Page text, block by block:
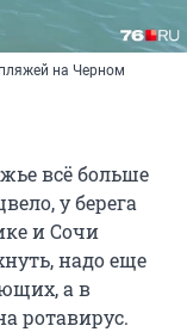
на Черном
всё больше
у берега
и Сочи
надо еще
а в
ротавирус.